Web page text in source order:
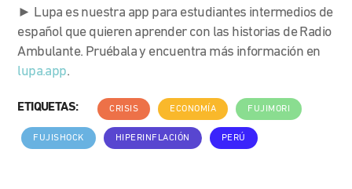
► Lupa es nuestra app para estudiantes intermedios de
español que quieren aprender con las historias de Radio
Ambulante. Pruébala y encuentra más información en
lupa.app.
ETIQUETAS: CRISIS ECONOMÍA FUJIMORI
FUJISHOCK HIPERINFLACIÓN PERÚ